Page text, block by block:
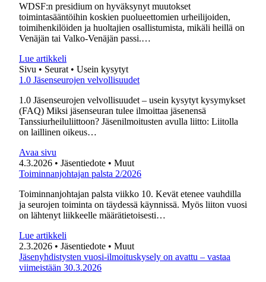
WDSF:n presidium on hyväksynyt muutokset
toimintasääntöihin koskien puolueettomien urheilijoiden,
toimihenkilöiden ja huoltajien osallistumista, mikäli heillä on
Venäjän tai Valko-Venäjän passi.…
Lue artikkeli
Sivu • Seurat • Usein kysytyt
1.0 Jäsenseurojen velvollisuudet
1.0 Jäsenseurojen velvollisuudet – usein kysytyt kysymykset
(FAQ) Miksi jäsenseuran tulee ilmoittaa jäsenensä
Tanssiurheiluliittoon? Jäsenilmoitusten avulla liitto: Liitolla
on laillinen oikeus…
Avaa sivu
4.3.2026 • Jäsentiedote • Muut
Toiminnanjohtajan palsta 2/2026
Toiminnanjohtajan palsta viikko 10. Kevät etenee vauhdilla
ja seurojen toiminta on täydessä käynnissä. Myös liiton vuosi
on lähtenyt liikkeelle määrätietoisesti…
Lue artikkeli
2.3.2026 • Jäsentiedote • Muut
Jäsenyhdistysten vuosi-ilmoituskysely on avattu – vastaa
viimeistään 30.3.2026